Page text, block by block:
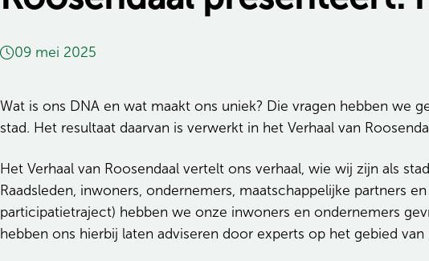
09 mei 2025
Wat is ons DNA en wat maakt ons uniek? Die vragen hebben we
stad. Het resultaat daarvan is verwerkt in het Verhaal van
Het Verhaal van Roosendaal vertelt ons verhaal, wie wij zijn als
Raadsleden, inwoners, ondernemers, maatschappelijke partners
participatietraject) hebben we onze inwoners en ondernemers
hebben ons hierbij laten adviseren door experts op het gebied